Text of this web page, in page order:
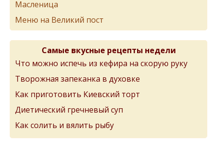
Масленица
Меню на Великий пост
Самые вкусные рецепты недели
Что можно испечь из кефира на скорую руку
Творожная запеканка в духовке
Как приготовить Киевский торт
Диетический гречневый суп
Как солить и вялить рыбу